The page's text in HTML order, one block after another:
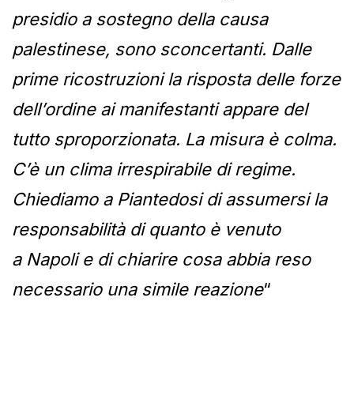
presidio a sostegno della causa
palestinese, sono sconcertanti. Dalle
prime ricostruzioni la risposta delle forze
dell’ordine ai manifestanti appare del
tutto sproporzionata. La misura è colma.
C’è un clima irrespirabile di regime.
Chiediamo a Piantedosi di assumersi la
responsabilità di quanto è venuto
a Napoli e di chiarire cosa abbia reso
necessario una simile reazione“